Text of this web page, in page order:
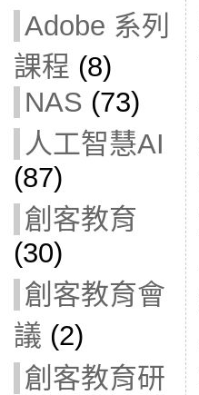
Adobe 系列
課程 (8)
NAS (73)
人工智慧AI
(87)
創客教育
(30)
創客教育會
議 (2)
創客教育研